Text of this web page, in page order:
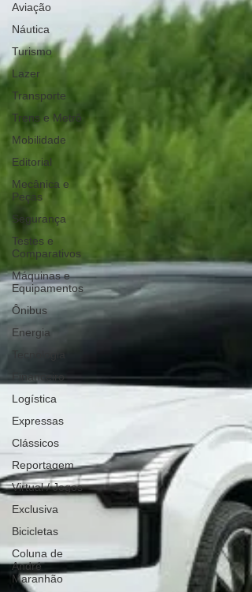
Aviação
Náutica
Turismo
Lazer
Transporte
Trens e Metrô
Mobilidade
Editorial
Mecânica e
Peças
Segurança
Testes e
Comparativos
Máquinas e
Equipamentos
Ônibus
Energia
Tecnologia
Financeiro
Logística
Expressas
Clássicos
Reportagem
Virtual / Jogos
Exclusiva
Bicicletas
Coluna de
André
Maranhão